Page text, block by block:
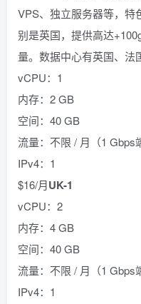
VPS、独立服务器等，特
别是英国，提供高达
量。数据中心有英国、法
vCPU：1
内存：2 GB
空间：40 GB
流量：不限 / 月（1 Gbps
IPv4：1
$16/月UK-1
vCPU：2
内存：4 GB
空间：40 GB
流量：不限 / 月（1 Gbps
IPv4：1